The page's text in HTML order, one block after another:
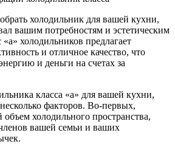
холодильник для вашей кухни,
вашим потребностям и эстетическим
холодильников предлагает
и отличное качество, что
и деньги на счетах за
класса «а» для вашей кухни,
факторов. Во-первых,
холодильного пространства,
вашей семьи и ваших